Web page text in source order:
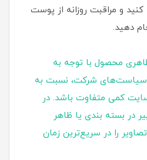
و مراقبت روزانه از پوست
دهید.
محصول با توجه به
سیاست‌های شرکت، نسبت به
کمی متفاوت باشد. در
در بسته‌ بندی یا ظاهر
را در سریع‌ترین زمان